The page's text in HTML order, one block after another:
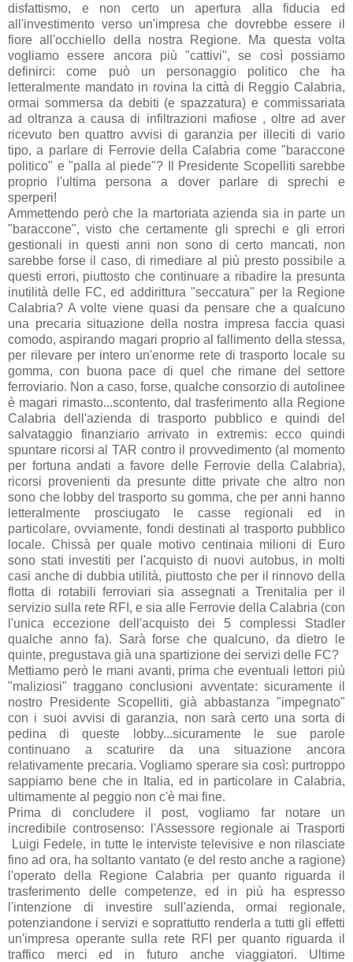
disfattismo, e non certo un apertura alla fiducia ed
all'investimento verso un'impresa che dovrebbe essere il
fiore all'occhiello della nostra Regione. Ma questa volta
vogliamo essere ancora più "cattivi", se così possiamo
definirci: come può un personaggio politico che ha
letteralmente mandato in rovina la città di Reggio Calabria,
ormai sommersa da debiti (e spazzatura) e commissariata
ad oltranza a causa di infiltrazioni mafiose , oltre ad aver
ricevuto ben quattro avvisi di garanzia per illeciti di vario
tipo, a parlare di Ferrovie della Calabria come "baraccone
politico" e "palla al piede"? Il Presidente Scopelliti sarebbe
proprio l'ultima persona a dover parlare di sprechi e
sperperi!
Ammettendo però che la martoriata azienda sia in parte un
"baraccone", visto che certamente gli sprechi e gli errori
gestionali in questi anni non sono di certo mancati, non
sarebbe forse il caso, di rimediare al più presto possibile a
questi errori, piuttosto che continuare a ribadire la presunta
inutilità delle FC, ed addirittura "seccatura" per la Regione
Calabria? A volte viene quasi da pensare che a qualcuno
una precaria situazione della nostra impresa faccia quasi
comodo, aspirando magari proprio al fallimento della stessa,
per rilevare per intero un'enorme rete di trasporto locale su
gomma, con buona pace di quel che rimane del settore
ferroviario. Non a caso, forse, qualche consorzio di autolinee
è magari rimasto...scontento, dal trasferimento alla Regione
Calabria dell'azienda di trasporto pubblico e quindi del
salvataggio finanziario arrivato in extremis: ecco quindi
spuntare ricorsi al TAR contro il provvedimento (al momento
per fortuna andati a favore delle Ferrovie della Calabria),
ricorsi provenienti da presunte ditte private che altro non
sono che lobby del trasporto su gomma, che per anni hanno
letteralmente prosciugato le casse regionali ed in
particolare, ovviamente, fondi destinati al trasporto pubblico
locale. Chissà per quale motivo centinaia milioni di Euro
sono stati investiti per l'acquisto di nuovi autobus, in molti
casi anche di dubbia utilità, piuttosto che per il rinnovo della
flotta di rotabili ferroviari sia assegnati a Trenitalia per il
servizio sulla rete RFI, e sia alle Ferrovie della Calabria (con
l'unica eccezione dell'acquisto dei 5 complessi Stadler
qualche anno fa). Sarà forse che qualcuno, da dietro le
quinte, pregustava già una spartizione dei servizi delle FC?
Mettiamo però le mani avanti, prima che eventuali lettori più
"maliziosi" traggano conclusioni avventate: sicuramente il
nostro Presidente Scopelliti, già abbastanza "impegnato"
con i suoi avvisi di garanzia, non sarà certo una sorta di
pedina di queste lobby...sicuramente le sue parole
continuano a scaturire da una situazione ancora
relativamente precaria. Vogliamo sperare sia così: purtroppo
sappiamo bene che in Italia, ed in particolare in Calabria,
ultimamente al peggio non c'è mai fine.
Prima di concludere il post, vogliamo far notare un
incredibile controsenso: l'Assessore regionale ai Trasporti
Luigi Fedele, in tutte le interviste televisive e non rilasciate
fino ad ora, ha soltanto vantato (e del resto anche a ragione)
l'operato della Regione Calabria per quanto riguarda il
trasferimento delle competenze, ed in più ha espresso
l'intenzione di investire sull'azienda, ormai regionale,
potenziandone i servizi e soprattutto renderla a tutti gli effetti
un'impresa operante sulla rete RFI per quanto riguarda il
traffico merci ed in futuro anche viaggiatori. Ultime